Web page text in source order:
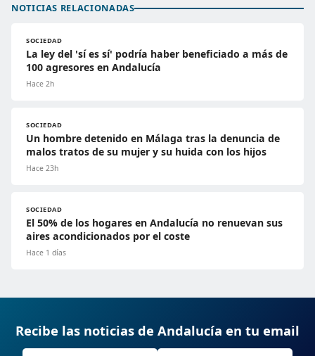
NOTICIAS RELACIONADAS
SOCIEDAD
La ley del 'sí es sí' podría haber beneficiado a más de
100 agresores en Andalucía
Hace 2h
SOCIEDAD
Un hombre detenido en Málaga tras la denuncia de
malos tratos de su mujer y su huida con los hijos
Hace 23h
SOCIEDAD
El 50% de los hogares en Andalucía no renuevan sus
aires acondicionados por el coste
Hace 1 días
Recibe las noticias de Andalucía en tu email